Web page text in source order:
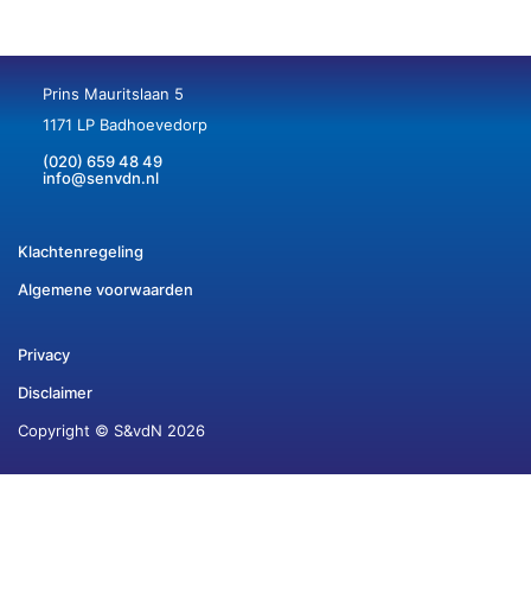
Prins Mauritslaan 5
1171 LP Badhoevedorp
(020) 659 48 49
info@senvdn.nl
Klachtenregeling
Algemene voorwaarden
Privacy
Disclaimer
Copyright © S&vdN 2026